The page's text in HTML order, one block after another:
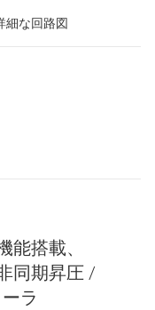
細な回路図
能搭載、
同期昇圧 /
ラ